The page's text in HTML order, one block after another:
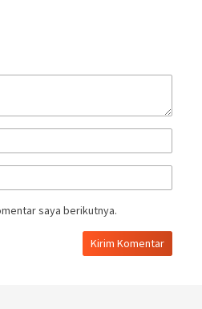
saya berikutnya.